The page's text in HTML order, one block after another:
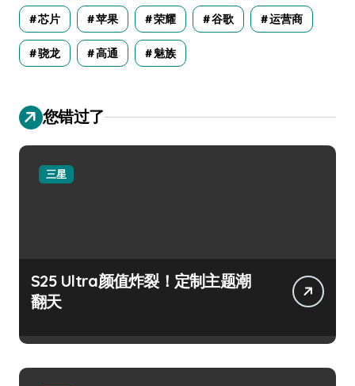
芯片 苹果 荣耀 谷歌 运营商
骁龙 高通 魅族
您错过了
三星
S25 Ultra颜值炸裂！定制主题潮
翻天